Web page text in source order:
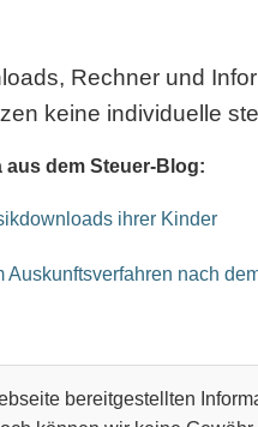
Rechner und
keine individuelle
aus dem Steuer-Blog:
ihrer Kinder
Auskunftsverfahren nach
bereitgestellten